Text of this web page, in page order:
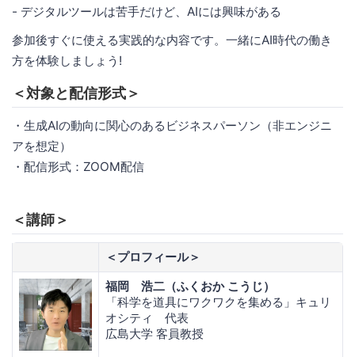
- デジタルツールは苦手だけど、AIには興味がある
参加後すぐに使える実践的な内容です。一緒にAI時代の働き
方を体験しましょう!
＜対象と配信形式＞
・生成AIの動向に関心のあるビジネスパーソン（非エンジニ
アを想定）
・配信形式：ZOOM配信
＜講師＞
＜プロフィール＞
福岡 浩二（ふくおか こうじ）
「科学を道具にワクワクを集める」キュリ
オシティ 代表
広島大学 客員教授